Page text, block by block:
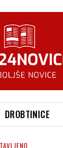
DROBTINICE